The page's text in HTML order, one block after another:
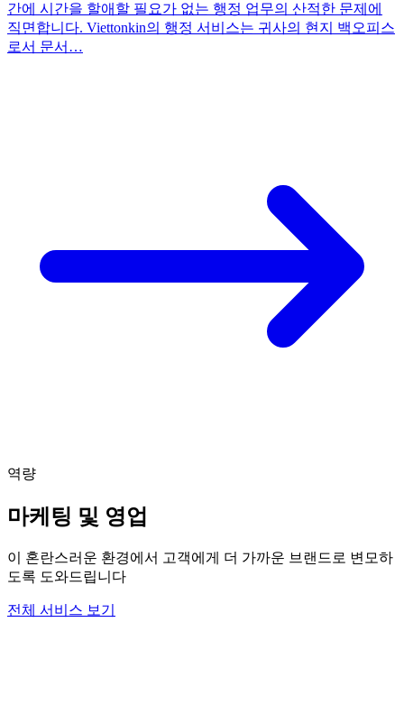
간에 시간을 할애할 필요가 없는 행정 업무의 산적한 문제에
직면합니다. Viettonkin의 행정 서비스는 귀사의 현지 백오피스
로서 문서…
역량
마케팅 및 영업
이 혼란스러운 환경에서 고객에게 더 가까운 브랜드로 변모하
도록 도와드립니다
전체 서비스 보기